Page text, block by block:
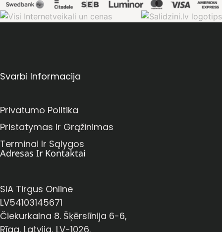
Svarbi Informacija
Privatumo Politika
Pristatymas Ir Grąžinimas
Terminai Ir Sąlygos
Adresas Ir Kontaktai
SIA Tirgus Online
LV54103145671
Čiekurkalna 8. Šķērslīnija 6-6,
Rīga, Latvija, LV-1026.